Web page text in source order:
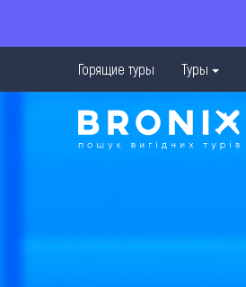
Горящие туры Туры